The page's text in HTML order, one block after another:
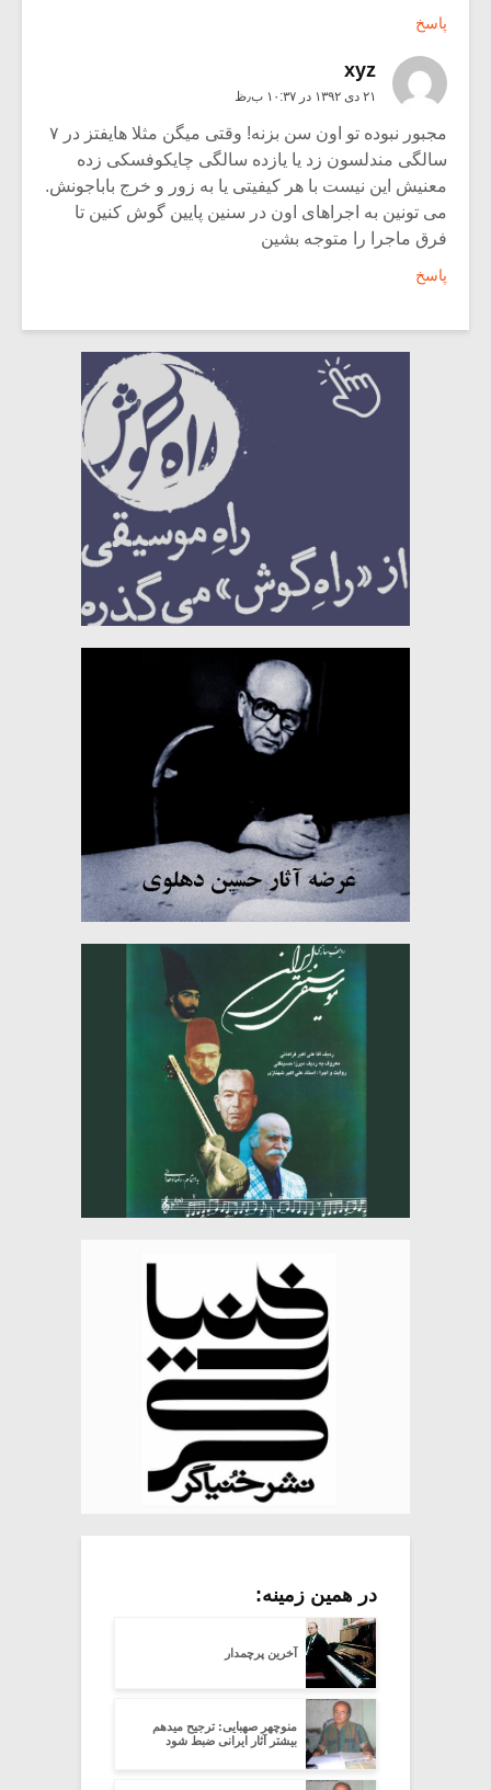
پاسخ
xyz
۲۱ دی ۱۳۹۲ در ۱۰:۳۷ ب٫ظ
مجبور نبوده تو اون سن بزنه! وقتی میگن مثلا هایفتز در ۷
سالگی مندلسون زد یا یازده سالگی چایکوفسکی زده
معنیش این نیست با هر کیفیتی یا به زور و خرج باباجونش.
می تونین به اجراهای اون در سنین پایین گوش کنین تا
فرق ماجرا را متوجه بشین
پاسخ
در همین زمینه:
آخرین پرچمدار
منوچهر صهبایی: ترجیح میدهم
بیشتر آثار ایرانی ضبط شود